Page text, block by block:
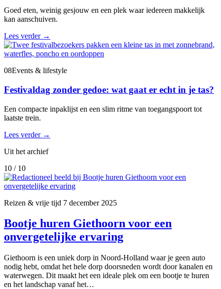
Goed eten, weinig gesjouw en een plek waar iedereen makkelijk
kan aanschuiven.
Lees verder →
08Events & lifestyle
Festivaldag zonder gedoe: wat gaat er echt in je tas?
Een compacte inpaklijst en een slim ritme van toegangspoort tot
laatste trein.
Lees verder →
Uit het archief
10 / 10
Reizen & vrije tijd 7 december 2025
Bootje huren Giethoorn voor een
onvergetelijke ervaring
Giethoorn is een uniek dorp in Noord-Holland waar je geen auto
nodig hebt, omdat het hele dorp doorsneden wordt door kanalen en
waterwegen. Dit maakt het een ideale plek om een bootje te huren
en het landschap vanaf het…